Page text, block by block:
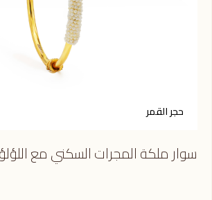
حجر القمر
سوار ملكة المجرات السكني مع اللؤلؤ